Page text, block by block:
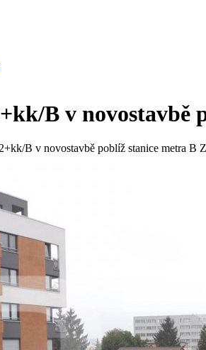
B v novostavbě
B v novostavbě poblíž stanice metra B